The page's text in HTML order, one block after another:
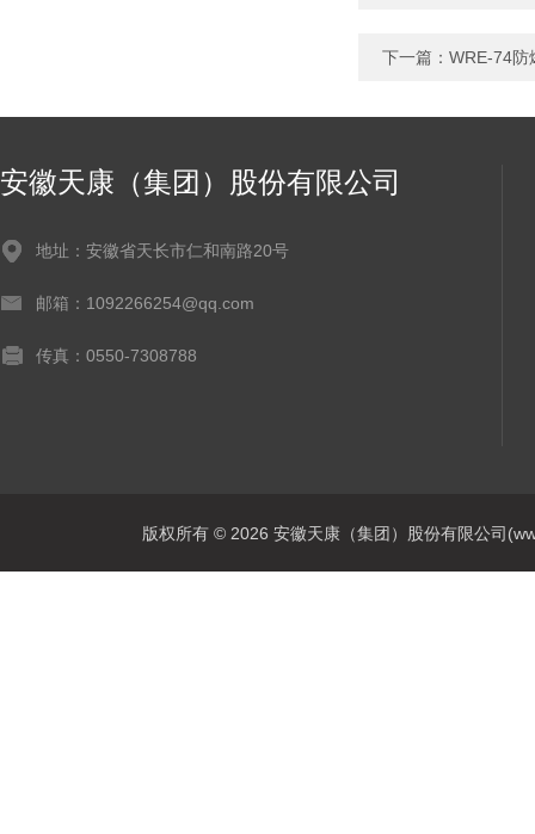
下一篇： WRE-74防
安徽天康（集团）股份有限公司
地址：安徽省天长市仁和南路20号
邮箱：1092266254@qq.com
传真：0550-7308788
版权所有 © 2026 安徽天康（集团）股份有限公司